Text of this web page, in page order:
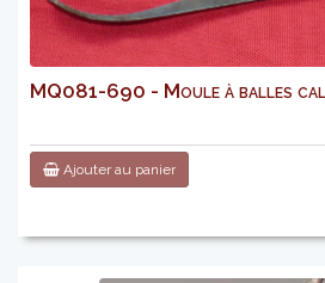
MQ081-690 - Moule à balles
Ajouter au panier